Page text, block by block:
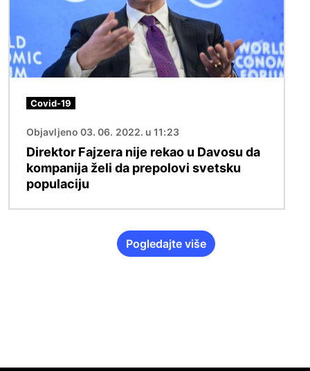
Covid-19
Objavljeno 03. 06. 2022. u 11:23
Direktor Fajzera nije rekao u Davosu da
kompanija želi da prepolovi svetsku
populaciju
Pogledajte više